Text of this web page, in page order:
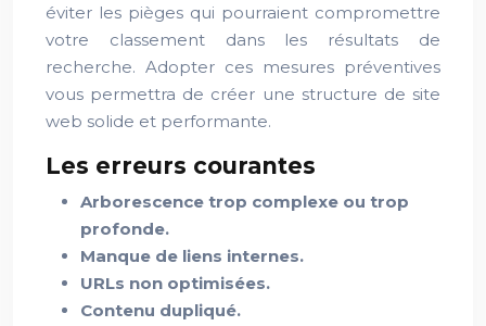
éviter les pièges qui pourraient compromettre
votre classement dans les résultats de
recherche. Adopter ces mesures préventives
vous permettra de créer une structure de site
web solide et performante.
Les erreurs courantes
Arborescence trop complexe ou trop
profonde.
Manque de liens internes.
URLs non optimisées.
Contenu dupliqué.